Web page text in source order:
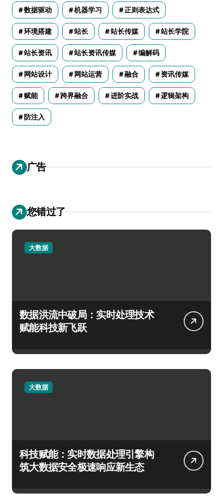
数据驱动 机器学习 正则表达式
环境搭建 站长 站长传媒 站长学院
站长资讯 站长资讯传媒 编解码
网站设计 网站运营 融合 资讯传媒
赋能 跨界融合 进阶实战 逻辑架构
防注入
广告
您错过了
大数据
数据洪流中破局：实时处理技术
赋能科技新飞跃
大数据
科技赋能：实时数据处理引擎构
筑大数据安全极速响应新生态